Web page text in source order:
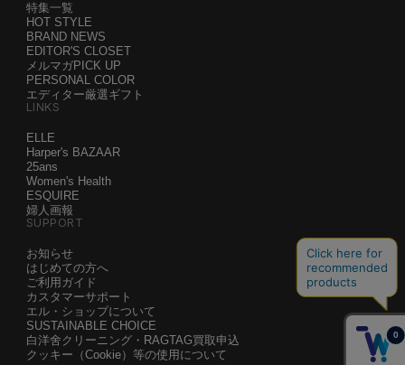
特集一覧
HOT STYLE
BRAND NEWS
EDITOR'S CLOSET
メルマガPICK UP
PERSONAL COLOR
エディター厳選ギフト
LINKS
ELLE
Harper's BAZAAR
25ans
Women's Health
ESQUIRE
婦人画報
SUPPORT
お知らせ
はじめての方へ
ご利用ガイド
カスタマーサポート
エル・ショップについて
SUSTAINABLE CHOICE
白洋舍クリーニング・RAGTAG買取申込
クッキー（Cookie）等の使用について